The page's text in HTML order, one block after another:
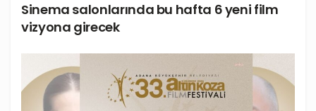
Sinema salonlarında bu hafta 6 yeni film
vizyona girecek